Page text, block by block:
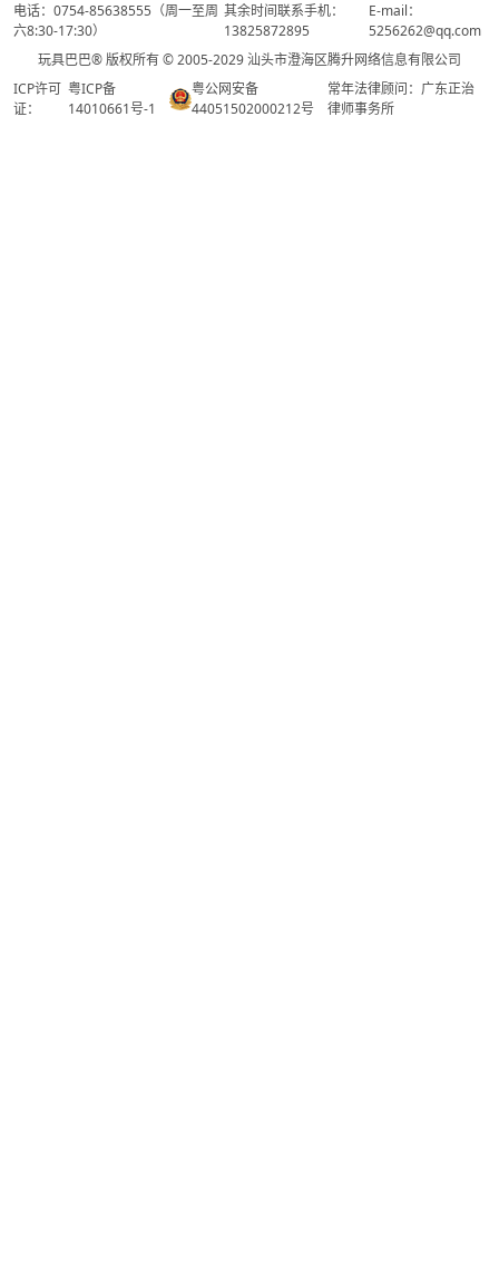
电话：0754-85638555（周一至周
六8:30-17:30）
其余时间联系手机：
13825872895
E-mail：
5256262@qq.com
玩具巴巴® 版权所有 © 2005-2029 汕头市澄海区腾升网络信息有限公司
ICP许可
证：
粤ICP备
14010661号-1
粤公网安备
44051502000212号
常年法律顾问：广东正治
律师事务所